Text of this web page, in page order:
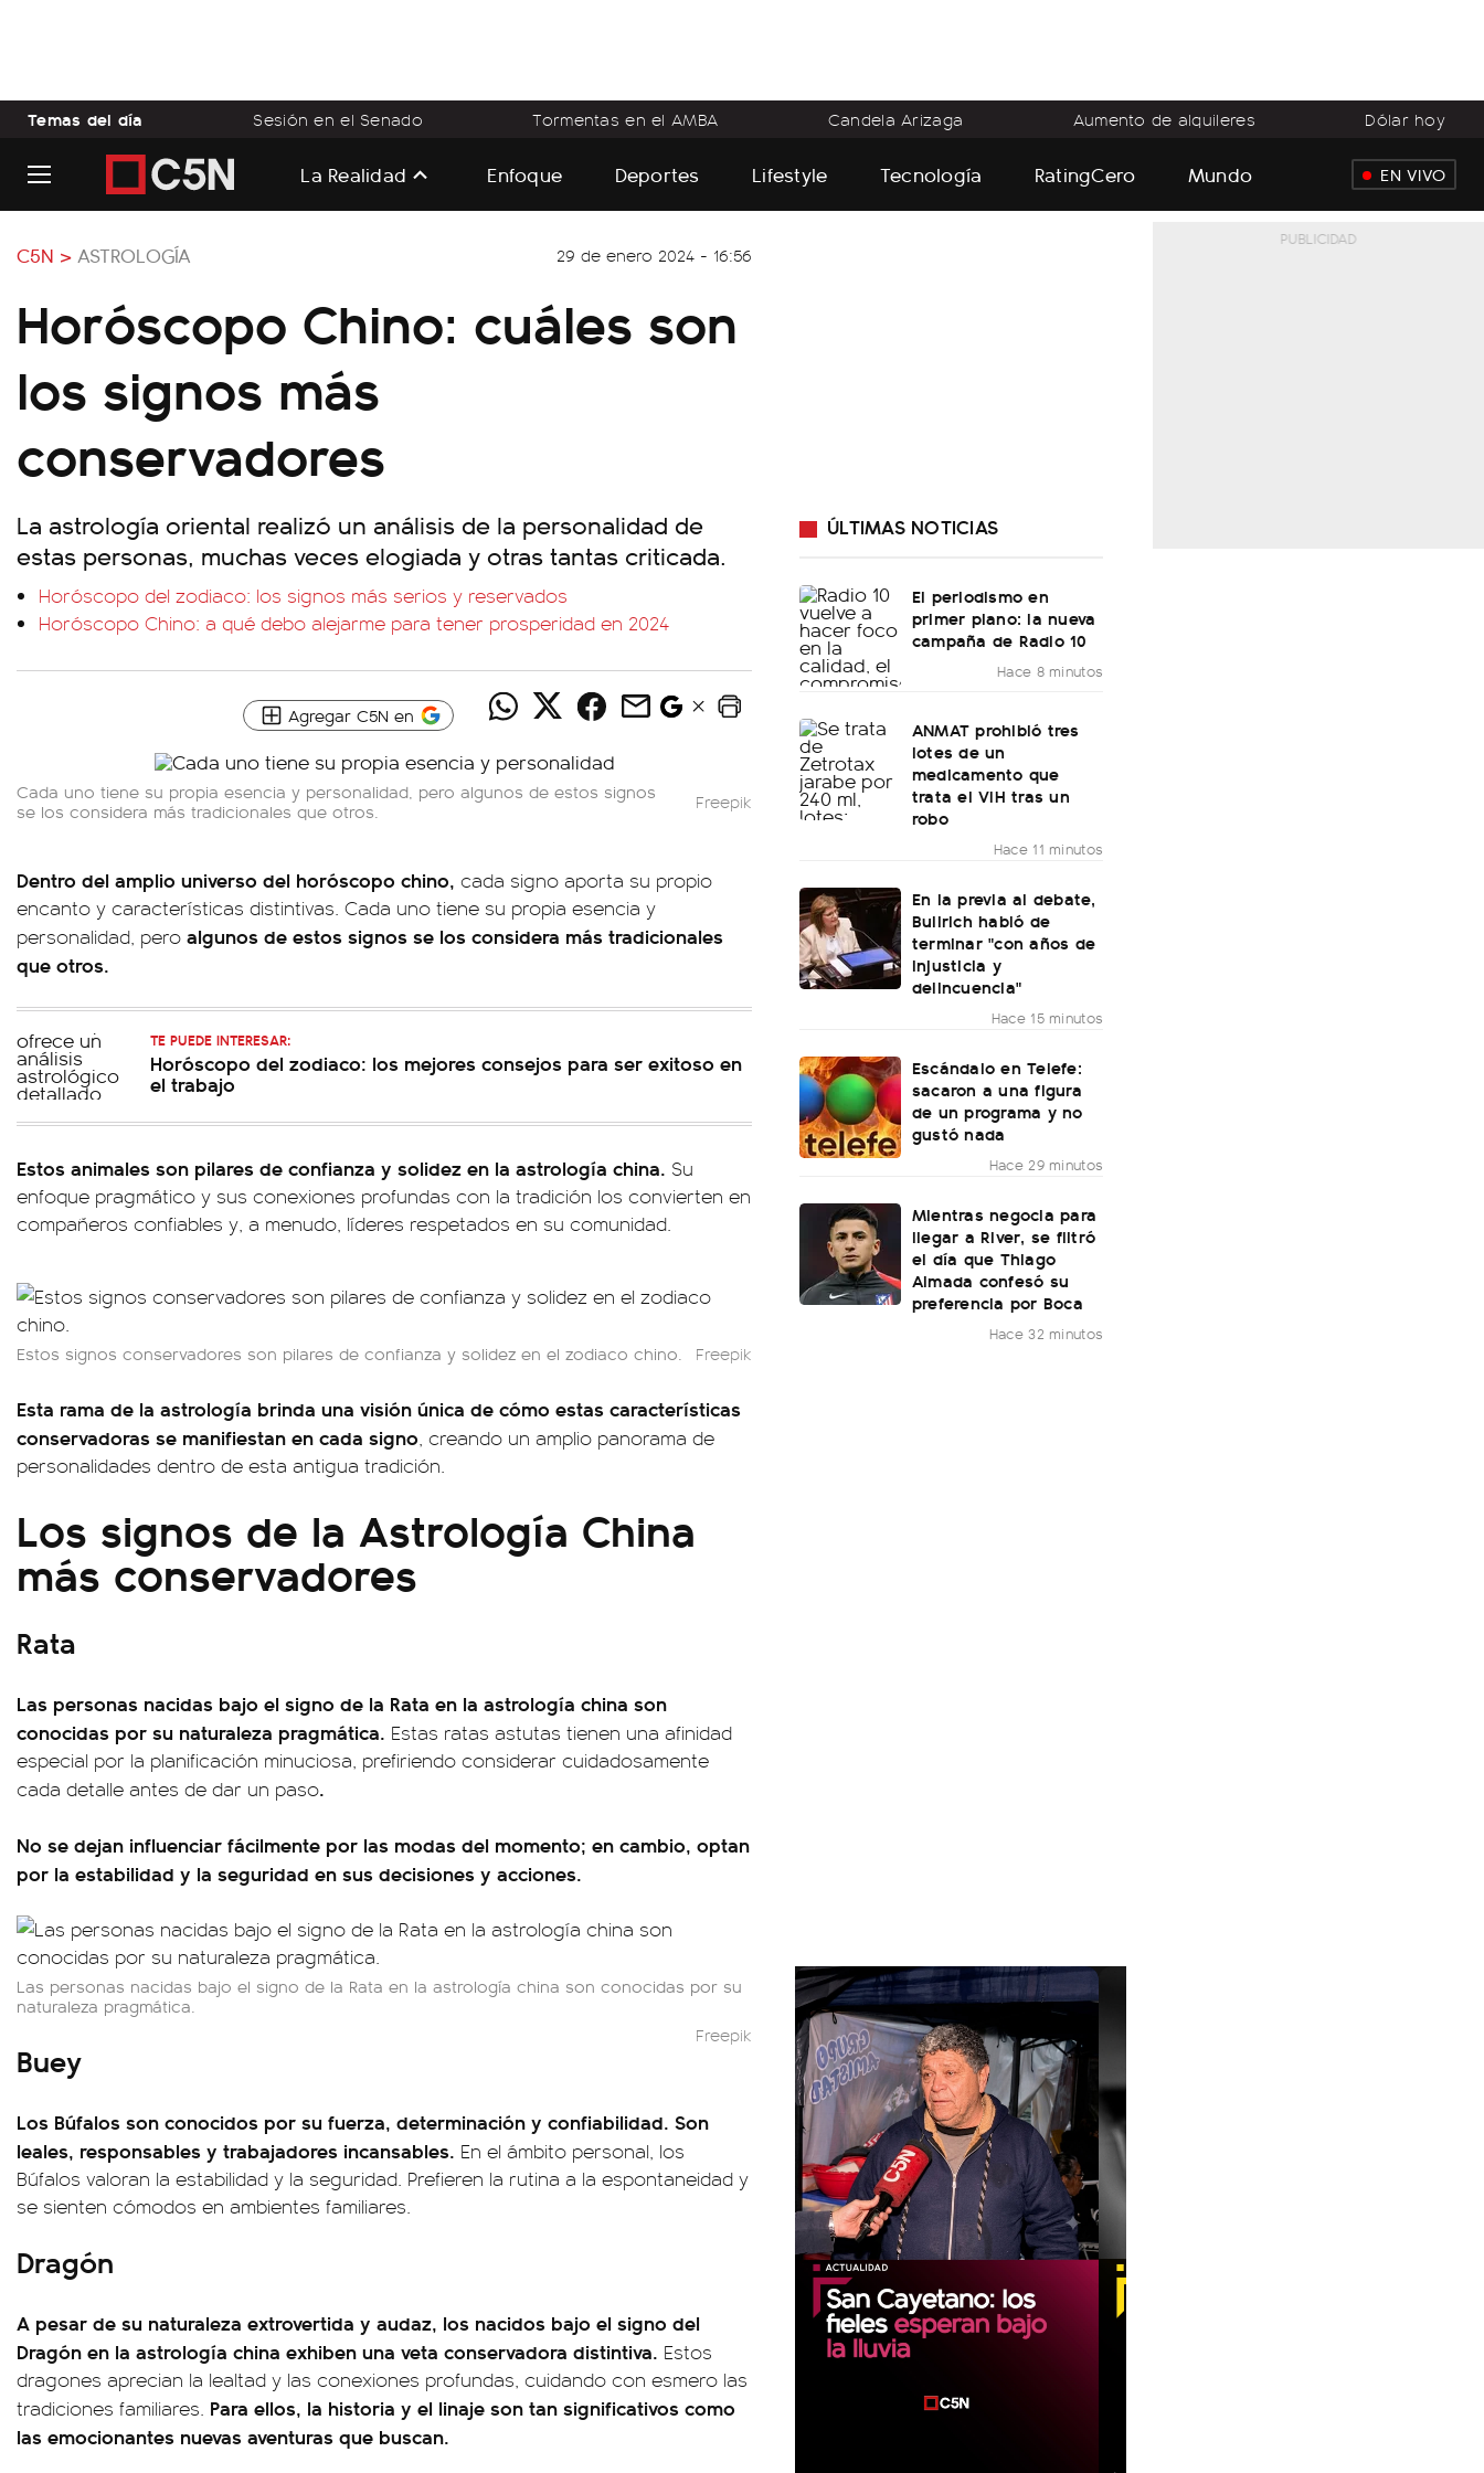
Temas del día Sesión en el Senado Tormentas en el AMBA Candela Arizaga Aumento de alquileres Dólar hoy
La Realidad Enfoque Deportes Lifestyle Tecnología RatingCero Mundo EN VIVO
C5N > ASTROLOGÍA 29 de enero 2024 - 16:56
Horóscopo Chino: cuáles son
los signos más
conservadores
La astrología oriental realizó un análisis de la personalidad de
estas personas, muchas veces elogiada y otras tantas criticada.
Horóscopo del zodiaco: los signos más serios y reservados
Horóscopo Chino: a qué debo alejarme para tener prosperidad en 2024
Agregar C5N en
Cada uno tiene su propia esencia y personalidad, pero algunos de estos signos
se los considera más tradicionales que otros.
Freepik
Dentro del amplio universo del horóscopo chino, cada signo aporta su propio
encanto y características distintivas. Cada uno tiene su propia esencia y
personalidad, pero algunos de estos signos se los considera más tradicionales
que otros.
TE PUEDE INTERESAR:
Horóscopo del zodiaco: los mejores consejos para ser exitoso en
el trabajo
Estos animales son pilares de confianza y solidez en la astrología china. Su
enfoque pragmático y sus conexiones profundas con la tradición los convierten en
compañeros confiables y, a menudo, líderes respetados en su comunidad.
Estos signos conservadores son pilares de confianza y solidez en el zodiaco chino. Freepik
Esta rama de la astrología brinda una visión única de cómo estas características
conservadoras se manifiestan en cada signo, creando un amplio panorama de
personalidades dentro de esta antigua tradición.
Los signos de la Astrología China
más conservadores
Rata
Las personas nacidas bajo el signo de la Rata en la astrología china son
conocidas por su naturaleza pragmática. Estas ratas astutas tienen una afinidad
especial por la planificación minuciosa, prefiriendo considerar cuidadosamente
cada detalle antes de dar un paso.
No se dejan influenciar fácilmente por las modas del momento; en cambio, optan
por la estabilidad y la seguridad en sus decisiones y acciones.
Las personas nacidas bajo el signo de la Rata en la astrología china son conocidas por su
naturaleza pragmática.
Freepik
Buey
Los Búfalos son conocidos por su fuerza, determinación y confiabilidad. Son
leales, responsables y trabajadores incansables. En el ámbito personal, los
Búfalos valoran la estabilidad y la seguridad. Prefieren la rutina a la espontaneidad y
se sienten cómodos en ambientes familiares.
Dragón
A pesar de su naturaleza extrovertida y audaz, los nacidos bajo el signo del
Dragón en la astrología china exhiben una veta conservadora distintiva. Estos
dragones aprecian la lealtad y las conexiones profundas, cuidando con esmero las
tradiciones familiares. Para ellos, la historia y el linaje son tan significativos como
las emocionantes nuevas aventuras que buscan.
ÚLTIMAS NOTICIAS
El periodismo en
primer plano: la nueva
campaña de Radio 10
Hace 8 minutos
ANMAT prohibió tres
lotes de un
medicamento que
trata el VIH tras un
robo
Hace 11 minutos
En la previa al debate,
Bullrich habló de
terminar "con años de
injusticia y
delincuencia"
Hace 15 minutos
Escándalo en Telefe:
sacaron a una figura
de un programa y no
gustó nada
Hace 29 minutos
Mientras negocia para
llegar a River, se filtró
el día que Thiago
Almada confesó su
preferencia por Boca
Hace 32 minutos